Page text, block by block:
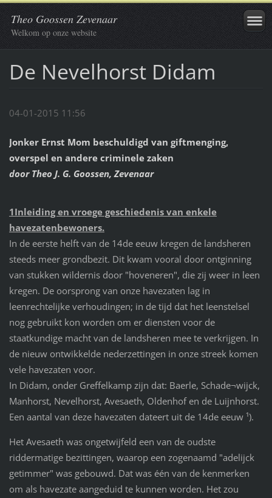
Theo Goossen Zevenaar
Welkom op onze website
De Nevelhorst Didam
04-01-2015 11:56
Jonker Ernst Mom beschuldigd van giftmenging,
overspel en andere criminele zaken
door Theo J. G. Goossen, Zevenaar
1Inleiding en vroege geschiedenis van enkele
havezatenbewoners.
In de eerste helft van de 14de eeuw kregen de landsheren
steeds meer grondbezit. Dit kwam vooral door ontginning
van stukken wildernis door "hoveneren", die zij weer in leen
kregen. De oorsprong van onze havezaten lag in
leenrechtelijke verhoudingen; in de tijd dat het leenstelsel
nog gebruikt kon worden om er diensten voor de
staatkundige macht van de landsheren mee te verkrijgen. In
de nieuw ontwikkelde nederzettingen in onze streek komen
vele havezaten voor.
In Didam, onder Greffelkamp zijn dat: Baerle, Schade¬wijck,
Manhorst, Nevelhorst, Avesaeth, Oldenhof en de Luijnhorst.
Een aantal van deze havezaten dateert uit de 14de eeuw ¹).
Het Avesaeth was ongetwijfeld een van de oudste
riddermatige bezittingen, waarop een zogenaamd "adelijck
getimmer" was gebouwd. Dat was één van de kenmerken
om als havezate aangeduid te kunnen worden. Het zou